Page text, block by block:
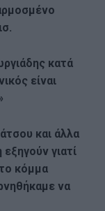
κατά
είναι
και άλλα
γιατί
κόμμα
να